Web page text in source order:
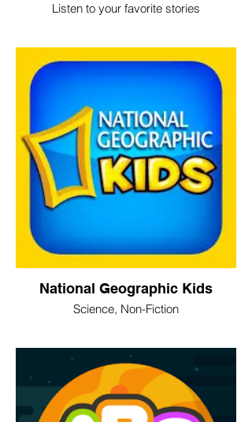
Listen to your favorite stories
National Geographic Kids
Science, Non-Fiction